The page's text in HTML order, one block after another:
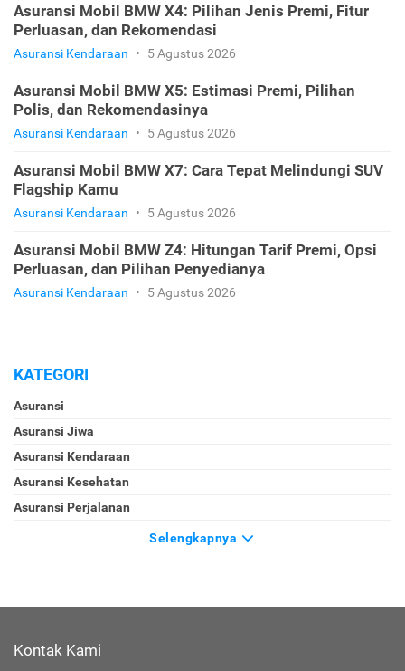
Asuransi Mobil BMW X4: Pilihan Jenis Premi, Fitur
Perluasan, dan Rekomendasi
Asuransi Kendaraan • 5 Agustus 2026
Asuransi Mobil BMW X5: Estimasi Premi, Pilihan
Polis, dan Rekomendasinya
Asuransi Kendaraan • 5 Agustus 2026
Asuransi Mobil BMW X7: Cara Tepat Melindungi SUV
Flagship Kamu
Asuransi Kendaraan • 5 Agustus 2026
Asuransi Mobil BMW Z4: Hitungan Tarif Premi, Opsi
Perluasan, dan Pilihan Penyedianya
Asuransi Kendaraan • 5 Agustus 2026
KATEGORI
Asuransi
Asuransi Jiwa
Asuransi Kendaraan
Asuransi Kesehatan
Asuransi Perjalanan
Selengkapnya
Kontak Kami